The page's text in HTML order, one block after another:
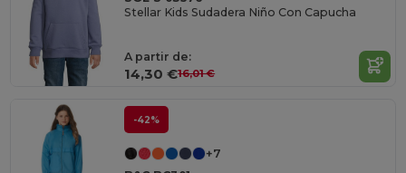
Stellar Kids Sudadera Niño Con Capucha
A partir de:
14,30 €16,01 €
-42%
+7